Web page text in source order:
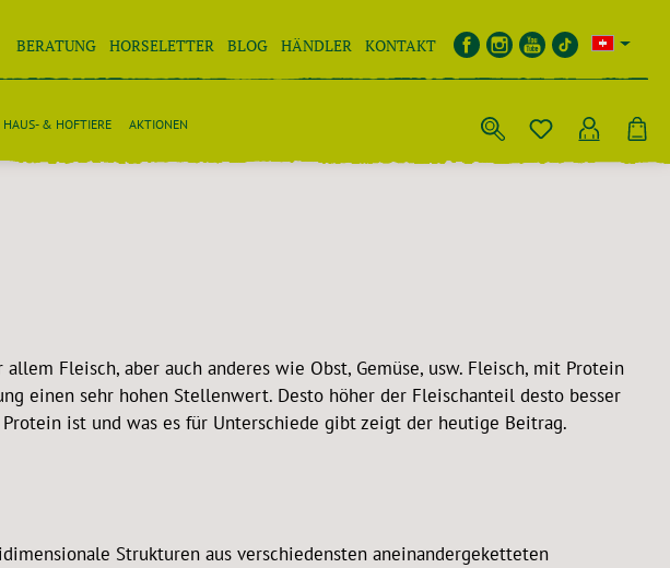
BERATUNG HORSELETTER BLOG HÄNDLER KONTAKT
HAUS- & HOFTIERE AKTIONEN
Fleisch, aber auch anderes wie Obst, Gemüse, usw. Fleisch, mit Protein
einen sehr hohen Stellenwert. Desto höher der Fleischanteil desto besser
ist und was es für Unterschiede gibt zeigt der heutige Beitrag.
Strukturen aus verschiedensten aneinandergeketteten